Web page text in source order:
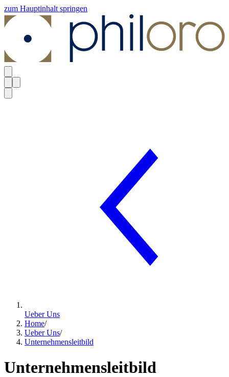
zum Hauptinhalt springen
Ueber Uns
Home/
Ueber Uns/
Unternehmensleitbild
Unternehmensleitbild